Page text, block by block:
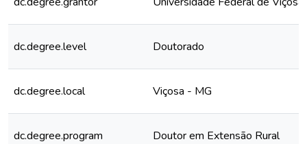
dc.degree.level Doutorado
dc.degree.local Viçosa - MG
dc.degree.program Doutor em Extensão Rural